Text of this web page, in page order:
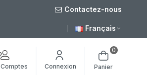
Contactez-nous
Français
Connexion Panier
0